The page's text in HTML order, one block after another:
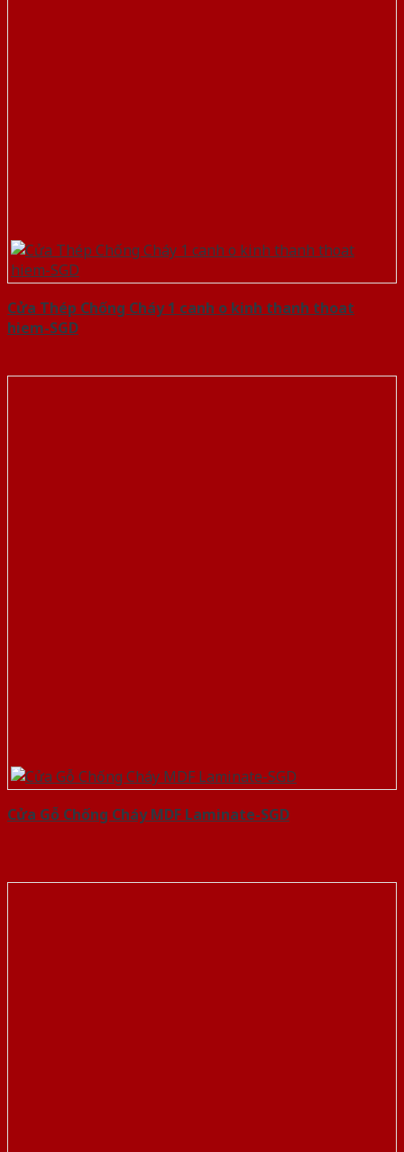
Cửa Thép Chống Cháy 1 canh o kinh thanh thoat
hiem-SGD
Cửa Gỗ Chống Cháy MDF Laminate-SGD